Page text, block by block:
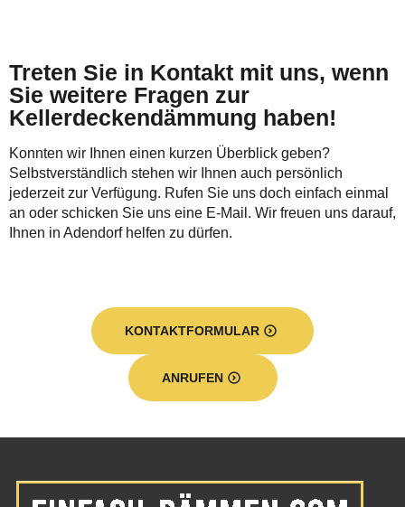
Treten Sie in Kontakt mit uns, wenn
Sie weitere Fragen zur
Kellerdeckendämmung haben!
Konnten wir Ihnen einen kurzen Überblick geben?
Selbstverständlich stehen wir Ihnen auch persönlich
jederzeit zur Verfügung. Rufen Sie uns doch einfach einmal
an oder schicken Sie uns eine E-Mail. Wir freuen uns darauf,
Ihnen in Adendorf helfen zu dürfen.
KONTAKTFORMULAR
ANRUFEN